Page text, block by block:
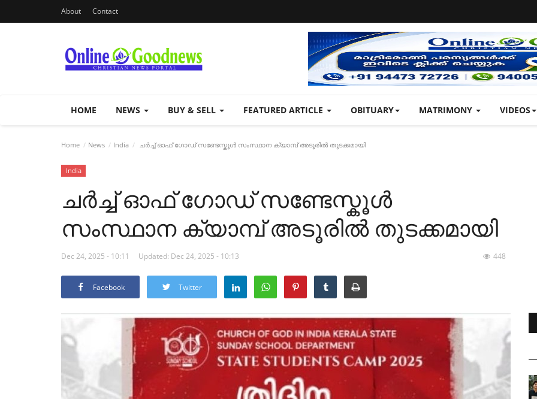
About Contact
HOME NEWS BUY & SELL FEATURED ARTICLE OBITUARY MATRIMONY VIDEOS
Home News India ചർച്ച് ഓഫ് ഗോഡ് സണ്ടേസ്കൂൾ സംസ്ഥാന ക്യാമ്പ് അടൂരിൽ തുടക്കമായി
India
ചർച്ച് ഓഫ് ഗോഡ് സണ്ടേസ്കൂൾ
സംസ്ഥാന ക്യാമ്പ് അടൂരിൽ തുടക്കമായി
Dec 24, 2025 - 10:11 Updated: Dec 24, 2025 - 10:13 448
Facebook Twitter